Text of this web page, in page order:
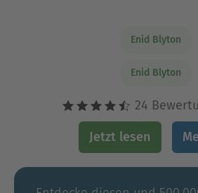
Enid Blyton
Enid Blyton
24
Jetzt lesen